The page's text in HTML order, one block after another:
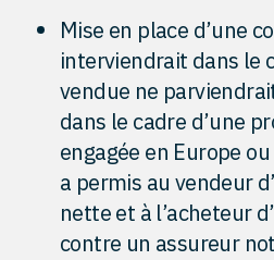
Mise en place d’une
interviendrait dans le
vendue ne
dans le cadre d’une
engagée en Europe
a permis au vendeur
nette et à l’acheteur
contre un assureur